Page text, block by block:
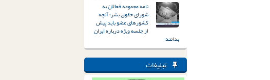
نامه مجموعه فعالان به
شورای حقوق بشر؛ آنچه
کشورهای عضو باید پیش
از جلسه ویژه درباره ایران
بدانند
تبلیغات